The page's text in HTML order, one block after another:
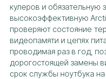
кулеров и обязательную
высокоэффективную
проверяют состояние
видеопамяти и цепях
проводимая раз в год,
дорогостоящей замены
срок службы ноутбука
Номер телефона
+7
Я даю своё согласие на обработку
данных и подтверждаю
конфиденциальности и обработки
данных